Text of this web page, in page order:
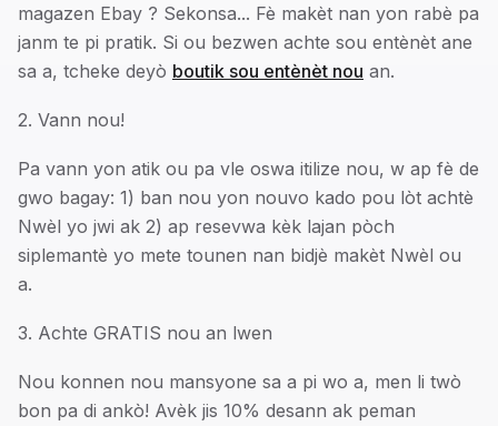
magazen Ebay ? Sekonsa... Fè makèt nan yon rabè pa
janm te pi pratik. Si ou bezwen achte sou entènèt ane
sa a, tcheke deyò boutik sou entènèt nou an.
2. Vann nou!
Pa vann yon atik ou pa vle oswa itilize nou, w ap fè de
gwo bagay: 1) ban nou yon nouvo kado pou lòt achtè
Nwèl yo jwi ak 2) ap resevwa kèk lajan pòch
siplemantè yo mete tounen nan bidjè makèt Nwèl ou
a.
3. Achte GRATIS nou an lwen
Nou konnen nou mansyone sa a pi wo a, men li twò
bon pa di ankò! Avèk jis 10% desann ak peman